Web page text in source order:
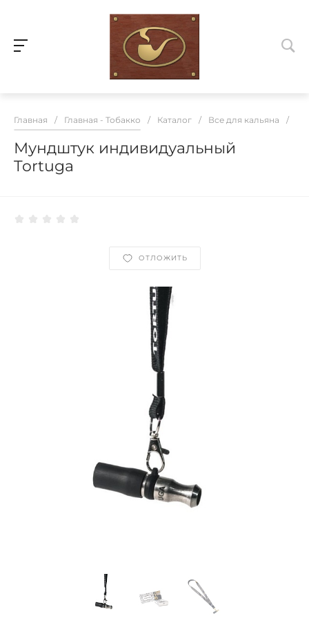
Главная / Главная - Тобакко / Каталог / Все для кальяна /
Мундштук индивидуальный
Tortuga
ОТЛОЖИТЬ